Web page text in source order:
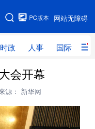
网站无障碍
PC版本
时政 人事 国际 财
时政
网评
球连线 教育
会开幕
源： 新华网